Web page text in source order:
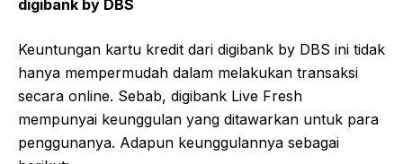
digibank by DBS
Keuntungan kartu kredit dari digibank by DBS ini tidak
hanya mempermudah dalam melakukan transaksi
secara online. Sebab, digibank Live Fresh
mempunyai keunggulan yang ditawarkan untuk para
penggunanya. Adapun keunggulannya sebagai